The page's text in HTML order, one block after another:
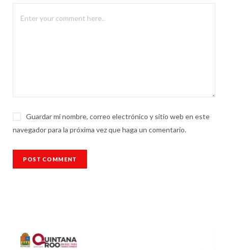
Guardar mi nombre, correo electrónico y sitio web en este
navegador para la próxima vez que haga un comentario.